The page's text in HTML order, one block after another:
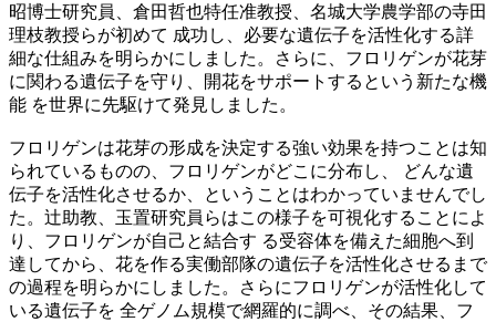
昭博士研究員、倉田哲也特任准教授、名城大学農学部の寺田
理枝教授らが初めて 成功し、必要な遺伝子を活性化する詳
細な仕組みを明らかにしました。さらに、フロリゲンが花芽
に関わる遺伝子を守り、開花をサポートするという新たな機
能 を世界に先駆けて発見しました。
フロリゲンは花芽の形成を決定する強い効果を持つことは知
られているものの、フロリゲンがどこに分布し、 どんな遺
伝子を活性化させるか、ということはわかっていませんでし
た。辻助教、玉置研究員らはこの様子を可視化することによ
り、フロリゲンが自己と結合す る受容体を備えた細胞へ到
達してから、花を作る実働部隊の遺伝子を活性化させるまで
の過程を明らかにしました。さらにフロリゲンが活性化して
いる遺伝子を 全ゲノム規模で網羅的に調べ、その結果、フ